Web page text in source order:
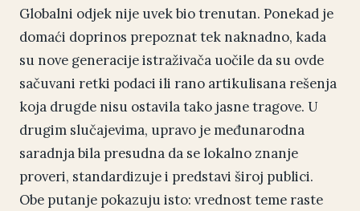
Globalni odjek nije uvek bio trenutan. Ponekad je
domaći doprinos prepoznat tek naknadno, kada
su nove generacije istraživača uočile da su ovde
sačuvani retki podaci ili rano artikulisana rešenja
koja drugde nisu ostavila tako jasne tragove. U
drugim slučajevima, upravo je međunarodna
saradnja bila presudna da se lokalno znanje
proveri, standardizuje i predstavi široj publici.
Obe putanje pokazuju isto: vrednost teme raste